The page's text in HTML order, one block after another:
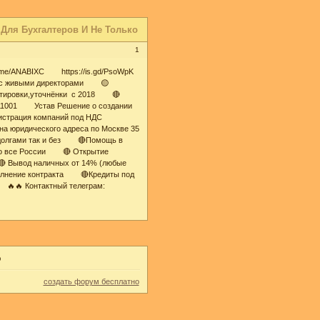
Бухгалтеров И Не Только
1
ANABIXC https://is.gd/PsoWpK
живыми директорами 🟡
с 2018 🔴
Устав Решение о создании
компаний под НДС
адреса по Москве 35
так и без 🔴Помощь в
все России 🔴 Открытие
наличных от 14% (любые
контракта 🔴Кредиты под
Контактный телеграм:
создать форум бесплатно